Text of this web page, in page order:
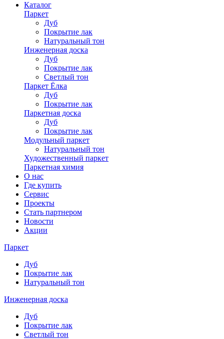
Каталог
Паркет
Дуб
Покрытие лак
Натуральный тон
Инженерная доска
Дуб
Покрытие лак
Светлый тон
Паркет Ёлка
Дуб
Покрытие лак
Паркетная доска
Дуб
Покрытие лак
Модульный паркет
Натуральный тон
Художественный паркет
Паркетная химия
О нас
Где купить
Сервис
Проекты
Стать партнером
Новости
Акции
Паркет
Дуб
Покрытие лак
Натуральный тон
Инженерная доска
Дуб
Покрытие лак
Светлый тон